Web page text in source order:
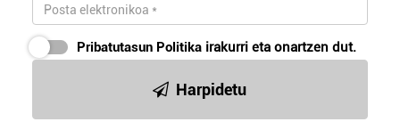
Pribatutasun Politika irakurri eta onartzen dut.
Harpidetu